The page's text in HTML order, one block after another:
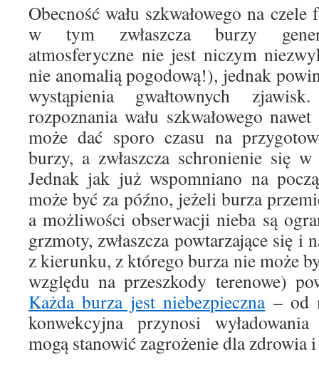
Obecność wału szkwałowego na
w tym zwłaszcza burzy
atmosferyczne nie jest niczym
nie anomalią pogodową!), jednak
wystąpienia gwałtownych
rozpoznania wału szkwałowego
może dać sporo czasu na
burzy, a zwłaszcza schronienie się
Jednak jak już wspomniano na
może być za późno, jeżeli burza
a możliwości obserwacji nieba są
grzmoty, zwłaszcza powtarzające się i
z kierunku, z którego burza nie może
względu na przeszkody terenowe)
Każda burza jest niebezpieczna– od
konwekcyjna przynosi
mogą stanowić zagrożenie dla zdrowia